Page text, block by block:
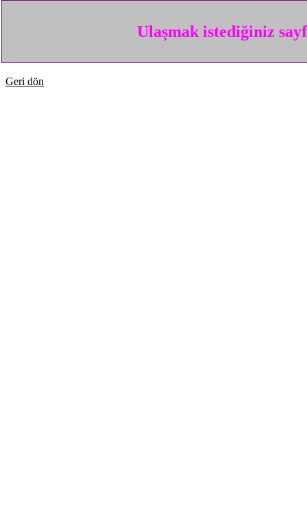
Ulaşmak istediğiniz
Geri dön